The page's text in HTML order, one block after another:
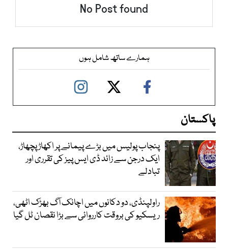
No Post found
ہمارے ساتھ شامل ہوں
پاکستان
پنجاب پولیس میں بڑے پیمانے پر اکھاڑ پچھاڑ،
ایک درجن سے زائد ڈی ایس پیز کی تقرری اور
تبادلے
راولپنڈی، دو دکانوں میں اچانک آگ بھڑک اٹھی،
ریسکیو کی بروقت کارروائی سے بڑا نقصان ٹل گیا